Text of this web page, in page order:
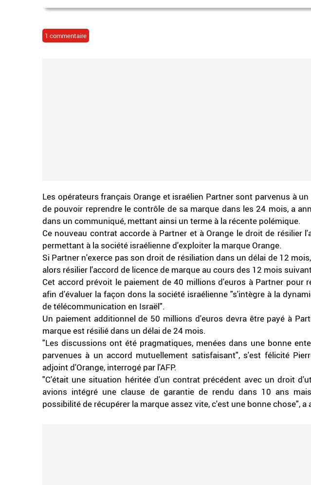
1 commentaire
Les opérateurs français Orange et israélien Partner sont parvenus à
de pouvoir reprendre le contrôle de sa marque dans les 24 mois, a
dans un communiqué, mettant ainsi un terme à la récente polémique.
Ce nouveau contrat accorde à Partner et à Orange le droit de résilier
permettant à la société israélienne d'exploiter la marque Orange.
Si Partner n'exerce pas son droit de résiliation dans un délai de 12
alors résilier l'accord de licence de marque au cours des 12 mois
Cet accord prévoit le paiement de 40 millions d'euros à Partner pour
afin d'évaluer la façon dons la société israélienne "s'intègre à la
de télécommunication en Israël".
Un paiement additionnel de 50 millions d'euros devra être payé à
marque est résilié dans un délai de 24 mois.
"Les discussions ont été pragmatiques, menées dans une bonne
parvenues à un accord mutuellement satisfaisant", s'est félicité
adjoint d'Orange, interrogé par l'AFP.
"C'était une situation héritée d'un contrat précédent avec un droit
avions intégré une clause de garantie de rendu dans 10 ans
possibilité de récupérer la marque assez vite, c'est une bonne chose", a